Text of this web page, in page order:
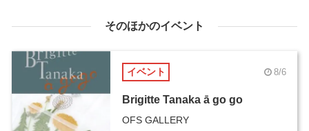
そのほかのイベント
イベント 8/6
Brigitte Tanaka ā go go
OFS GALLERY